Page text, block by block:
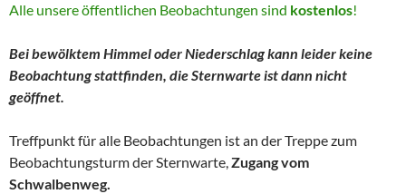
Alle unsere öffentlichen Beobachtungen sind kostenlos!
Bei bewölktem Himmel oder Niederschlag kann leider keine
Beobachtung stattfinden, die Sternwarte ist dann nicht
geöffnet.
Treffpunkt für alle Beobachtungen ist an der Treppe zum
Beobachtungsturm der Sternwarte,Zugang vom
Schwalbenweg.